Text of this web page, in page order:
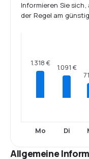
Informieren Sie
der Regel am
1.318 €
Mo
1.091 €
Di
Allgemeine